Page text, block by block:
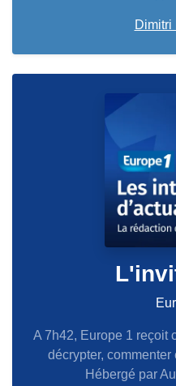
Dimitri
A 7h42, Europe 1 reçoit
décrypter,
Hébergé par